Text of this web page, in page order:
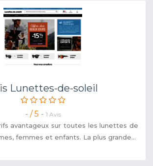
Lunettes-de-soleil
- / 5 - 1 Avis
avantageux sur toutes les lunettes de
femmes et enfants. La plus grande...